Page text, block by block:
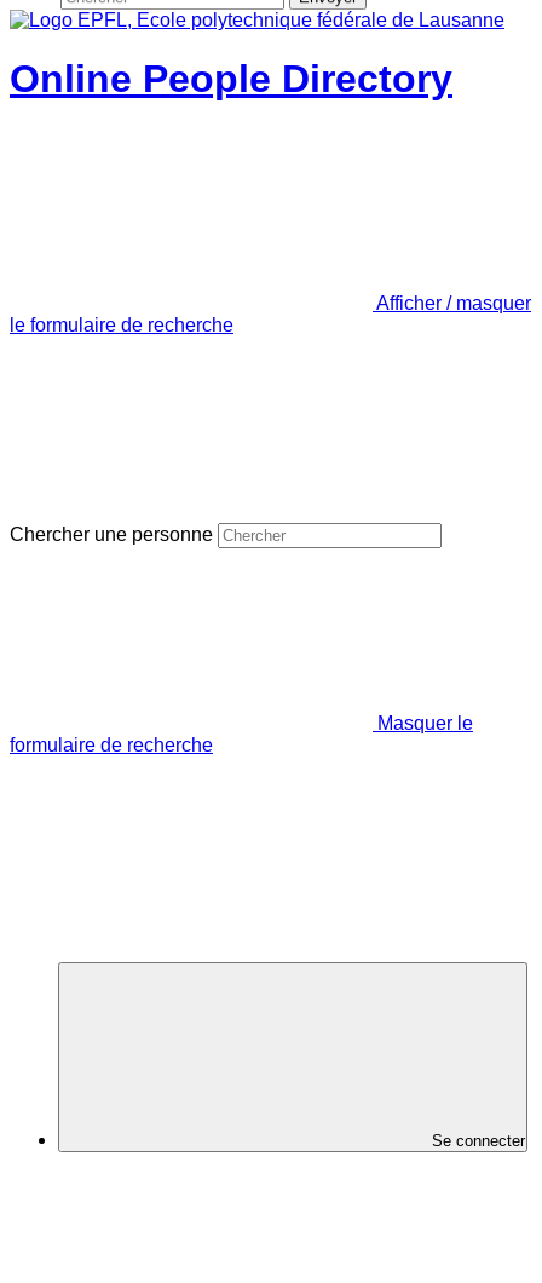
Online People Directory
Afficher / masquer
le formulaire de recherche
Chercher une personne
Masquer le
formulaire de recherche
Se connecter